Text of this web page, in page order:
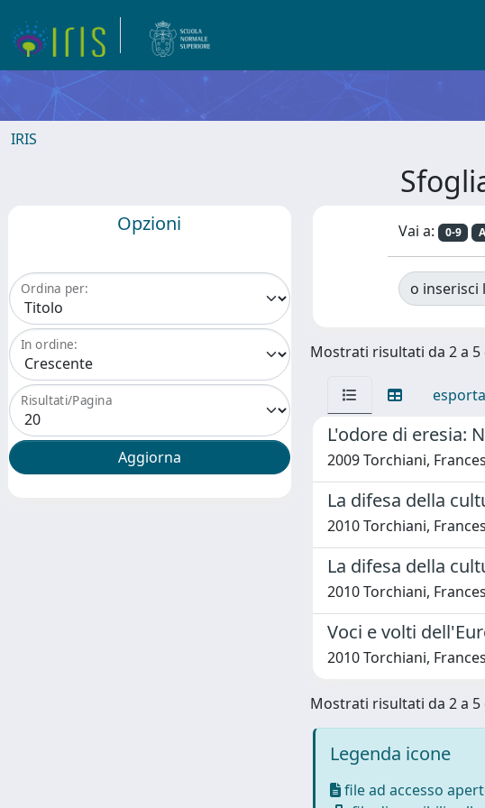
IRIS
Opzioni
Ordina per:
In ordine:
Risultati/Pagina
Vai a: 0-9 A
o inserisci
Mostrati risultati da 2 a 5
L'odore di eresia:
2009 Torchiani,
La difesa della
2010 Torchiani,
La difesa della
2010 Torchiani,
Voci e volti
2010 Torchiani,
Mostrati risultati da 2 a 5
Legenda icone
file ad accesso